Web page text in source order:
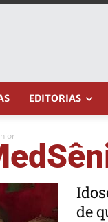
EDITORIAS
de